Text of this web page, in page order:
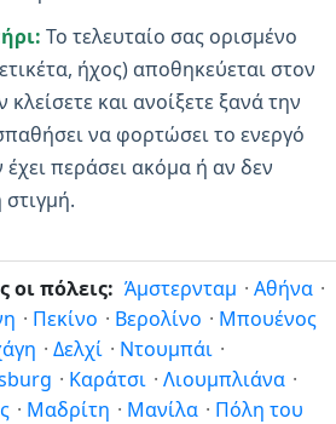
Το τελευταίο σας ορισμένο
ήχος) αποθηκεύεται στον
και ανοίξετε ξανά την
να φορτώσει το ενεργό
περάσει ακόμα ή αν δεν
οι πόλεις: Άμστερνταμ · Αθήνα ·
· Πεκίνο · Βερολίνο · Μπουένος
· Δελχί · Ντουμπάι ·
· Καράτσι · Λιουμπλιάνα ·
· Μαδρίτη · Μανίλα · Πόλη του